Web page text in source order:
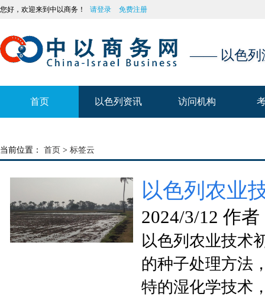
您好，欢迎来到中以商务！ 请登录 免费注册
—— 以色列
首页 以色列资讯 访问机构
当前位置： 首页 > 标签云
以色列农业
2024/3/12 作者
以色列农业技术
的种子处理方法
特的湿化学技术